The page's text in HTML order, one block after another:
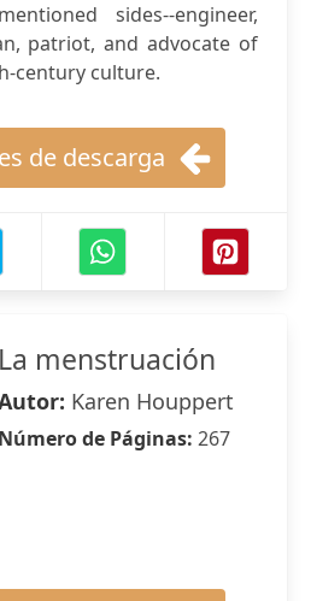
sides--engineer,
patriot, and advocate of
century culture.
de descarga
La menstruación
Karen Houppert
Número de Páginas: 267